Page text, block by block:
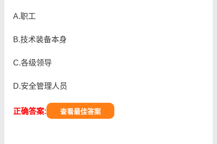
A.职工
B.技术装备本身
C.各级领导
D.安全管理人员
正确答案: 查看最佳答案